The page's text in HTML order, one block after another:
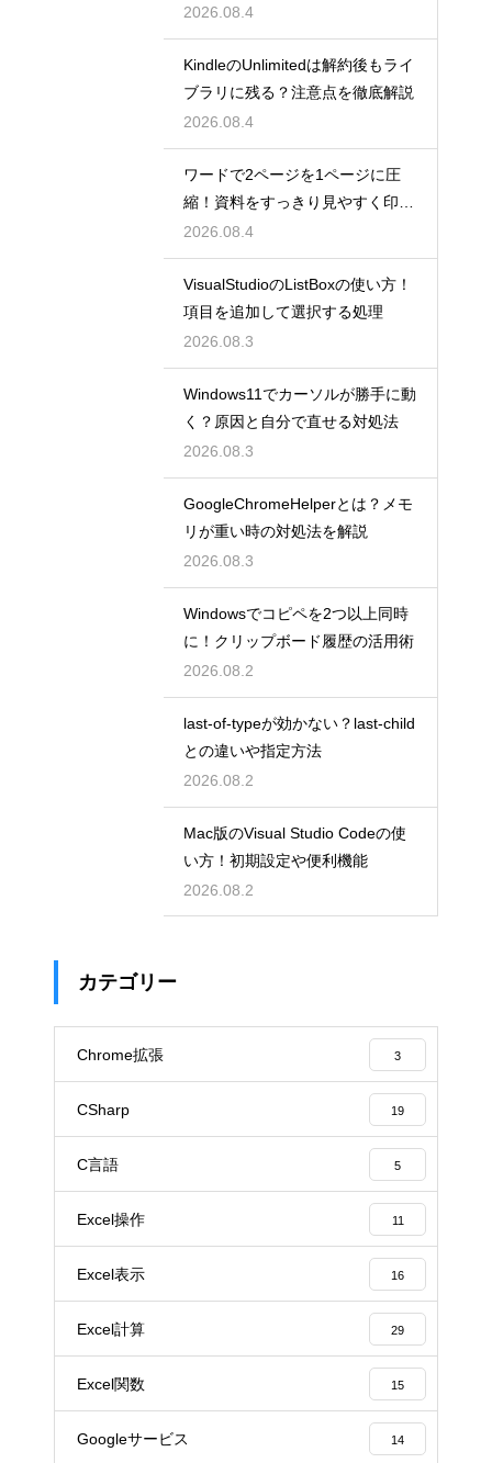
わせる技
2026.08.4
KindleのUnlimitedは解約後もライ
ブラリに残る？注意点を徹底解説
2026.08.4
ワードで2ページを1ページに圧
縮！資料をすっきり見やすく印刷
する設定
2026.08.4
VisualStudioのListBoxの使い方！
項目を追加して選択する処理
2026.08.3
Windows11でカーソルが勝手に動
く？原因と自分で直せる対処法
2026.08.3
GoogleChromeHelperとは？メモ
リが重い時の対処法を解説
2026.08.3
Windowsでコピペを2つ以上同時
に！クリップボード履歴の活用術
2026.08.2
last-of-typeが効かない？last-child
との違いや指定方法
2026.08.2
Mac版のVisual Studio Codeの使
い方！初期設定や便利機能
2026.08.2
カテゴリー
Chrome拡張 3
CSharp 19
C言語 5
Excel操作 11
Excel表示 16
Excel計算 29
Excel関数 15
Googleサービス 14